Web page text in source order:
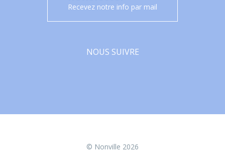
Recevez notre info par mail
NOUS SUIVRE
© Nonville 2026